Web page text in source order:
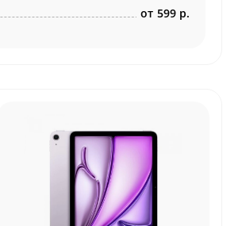
от 599 р.